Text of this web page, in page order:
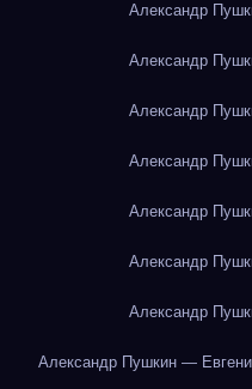
Александр
Александр
Александр
Александр
Александр
Александр
Александр
Александр Пушкин —